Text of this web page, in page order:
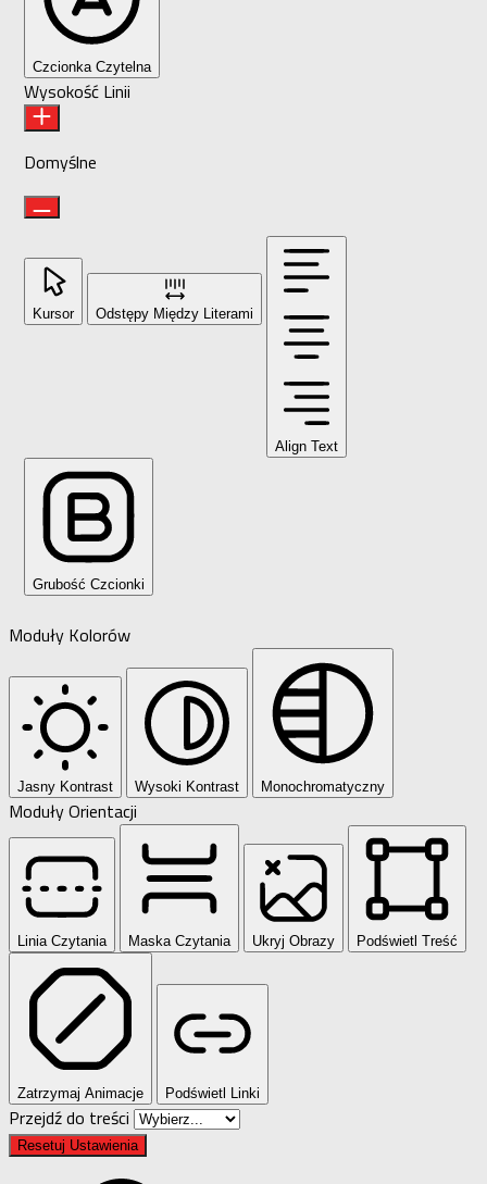
Czcionka Czytelna
Wysokość Linii
Domyślne
Kursor Odstępy Między Literami
Align Text
Grubość Czcionki
Moduły Kolorów
Jasny Kontrast Wysoki Kontrast Monochromatyczny
Moduły Orientacji
Linia Czytania Maska Czytania Ukryj Obrazy Podświetl Treść
Zatrzymaj Animacje Podświetl Linki
Przejdź do treści
Resetuj Ustawienia